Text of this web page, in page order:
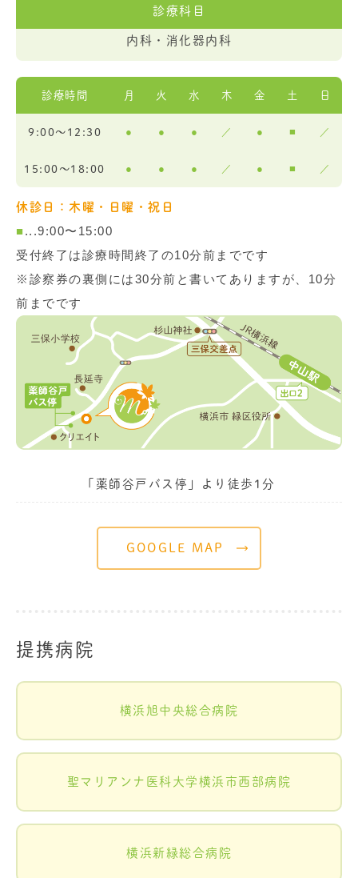
診療科目
内科・消化器内科
診療時間 月 火 水 木 金 土 日
9:00〜12:30 ● ● ● ／ ● ■ ／
15:00〜18:00 ● ● ● ／ ● ■ ／
休診日：木曜・日曜・祝日
■...9:00〜15:00
受付終了は診療時間終了の10分前までです
※診察券の裏側には30分前と書いてありますが、10分
前までです
「薬師谷戸バス停」より徒歩1分
GOOGLE MAP
提携病院
横浜旭中央総合病院
聖マリアンナ医科大学横浜市西部病院
横浜新緑総合病院